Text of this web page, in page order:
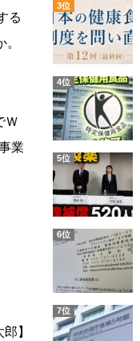
る
Ｗ
業
】
3位
4位
5位
6位
7位